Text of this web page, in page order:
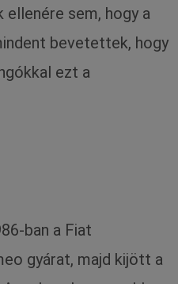
ellenére sem, hogy a
bevetettek, hogy
ezt a
ban a Fiat
gyárat, majd kijött a